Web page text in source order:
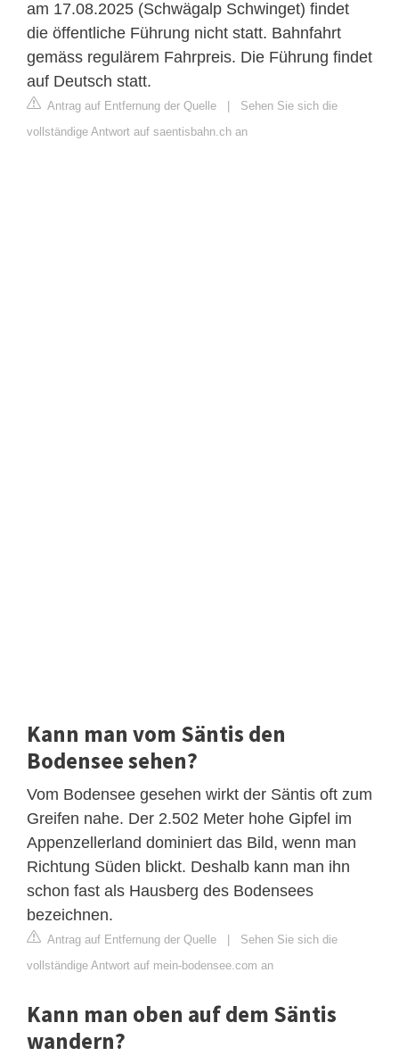
am 17.08.2025 (Schwägalp Schwinget) findet
die öffentliche Führung nicht statt. Bahnfahrt
gemäss regulärem Fahrpreis. Die Führung findet
auf Deutsch statt.
Antrag auf Entfernung der Quelle | Sehen Sie sich die
vollständige Antwort auf saentisbahn.ch an
Kann man vom Säntis den
Bodensee sehen?
Vom Bodensee gesehen wirkt der Säntis oft zum
Greifen nahe. Der 2.502 Meter hohe Gipfel im
Appenzellerland dominiert das Bild, wenn man
Richtung Süden blickt. Deshalb kann man ihn
schon fast als Hausberg des Bodensees
bezeichnen.
Antrag auf Entfernung der Quelle | Sehen Sie sich die
vollständige Antwort auf mein-bodensee.com an
Kann man oben auf dem Säntis
wandern?